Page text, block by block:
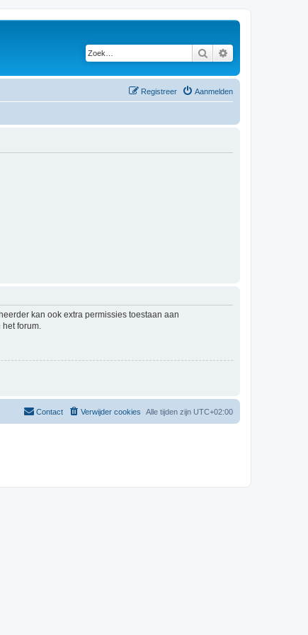
Zoek
Aanmelden
Registreer
kan ook extra permissies toestaan aan
forum.
Alle tijden zijn UTC+02:00
Verwijder cookies
Contact